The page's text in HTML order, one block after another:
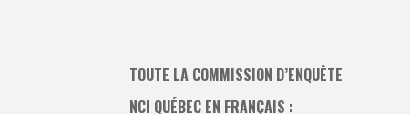
TOUTE LA COMMISSION D’ENQUÊTE
NCI QUÉBEC EN FRANÇAIS :